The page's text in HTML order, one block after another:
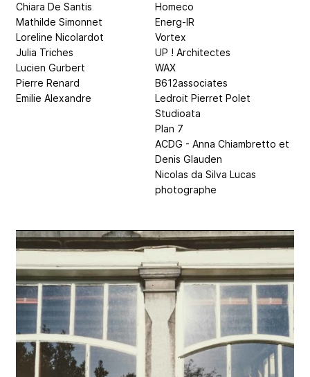
Chiara De Santis
Mathilde Simonnet
Loreline Nicolardot
Julia Triches
Lucien Gurbert
Pierre Renard
Emilie Alexandre
Homeco
Energ-IR
Vortex
UP ! Architectes
WAX
B612associates
Ledroit Pierret Polet
Studioata
Plan 7
ACDG - Anna Chiambretto et
Denis Glauden
Nicolas da Silva Lucas
photographe